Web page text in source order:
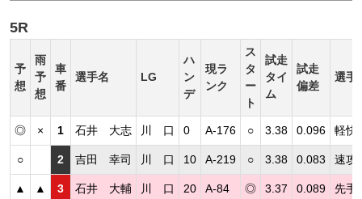
5R
予
想
雨
予
想
車
番
選手名 LG
ハ
ン
デ
現ラ
ンク
ス
タ
ー
ト
試走
タイ
ム
試走
偏差
選手
◎ × 1 石井 大志 川 口 0 A-176 ○ 3.38 0.096 軽快
○ 2 吉田 幸司 川 口 10 A-219 ○ 3.38 0.083 速攻
▲ ▲ 3 石井 大輔 川 口 20 A-84 ◎ 3.37 0.089 先手